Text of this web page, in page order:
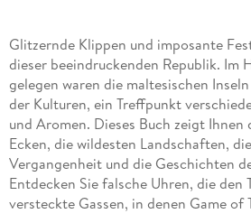
Glitzernde Klippen und imposante
dieser beeindruckenden Republik. Im
gelegen waren die maltesischen
der Kulturen, ein Treffpunkt
und Aromen. Dieses Buch zeigt Ihnen
Ecken, die wildesten Landschaften,
Vergangenheit und die Geschichten
Entdecken Sie falsche Uhren, die den
versteckte Gassen, in denen Game of